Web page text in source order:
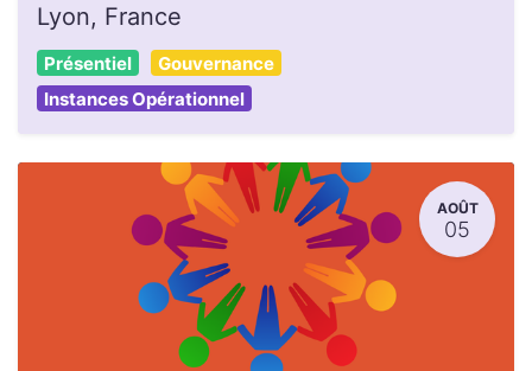
Lyon, France
Présentiel
Gouvernance
Instances Opérationnel
AOÛT
05